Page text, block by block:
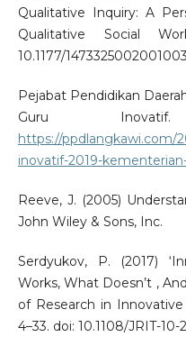
Qualitative Inquiry: A
Qualitative Social
10.1177/
Pejabat Pendidikan
Guru
https://ppdlangkawi.com/
inovatif-2019-
Reeve, J. (2005)
John Wiley & Sons, Inc.
Serdyukov, P. (2017)
Works, What Doesn’t ,
of Research in Innovative
4–33. doi: 10.1108/JRIT-